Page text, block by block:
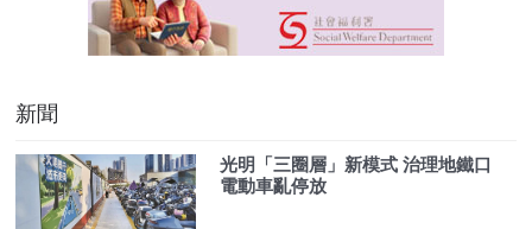
新聞
光明「三圈層」新模式 治理地鐵口
電動車亂停放